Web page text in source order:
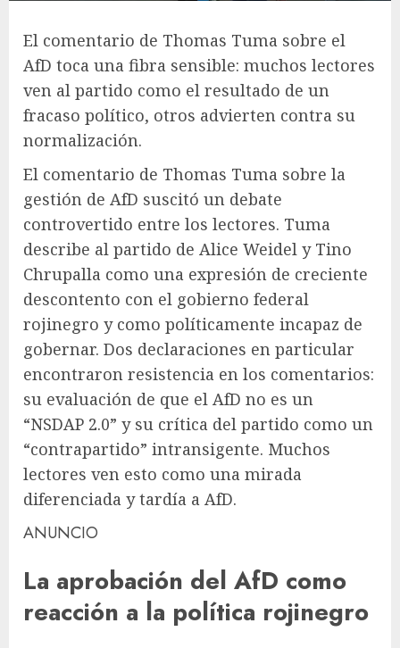
El comentario de Thomas Tuma sobre el
AfD toca una fibra sensible: muchos lectores
ven al partido como el resultado de un
fracaso político, otros advierten contra su
normalización.
El comentario de Thomas Tuma sobre la
gestión de AfD suscitó un debate
controvertido entre los lectores. Tuma
describe al partido de Alice Weidel y Tino
Chrupalla como una expresión de creciente
descontento con el gobierno federal
rojinegro y como políticamente incapaz de
gobernar. Dos declaraciones en particular
encontraron resistencia en los comentarios:
su evaluación de que el AfD no es un
“NSDAP 2.0” y su crítica del partido como un
“contrapartido” intransigente. Muchos
lectores ven esto como una mirada
diferenciada y tardía a AfD.
ANUNCIO
La aprobación del AfD como
reacción a la política rojinegro